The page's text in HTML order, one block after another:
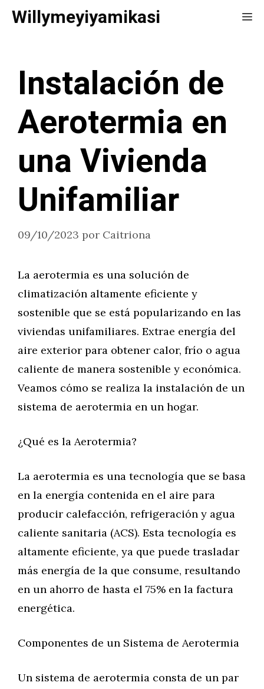
Saltar
Willymeyiyamikasi
Instalación de
Aerotermia en
una Vivienda
Unifamiliar
09/10/2023 por Caitriona
La aerotermia es una solución de
climatización altamente eficiente y
sostenible que se está popularizando en las
viviendas unifamiliares. Extrae energía del
aire exterior para obtener calor, frío o agua
caliente de manera sostenible y económica.
Veamos cómo se realiza la instalación de un
sistema de aerotermia en un hogar.
¿Qué es la Aerotermia?
La aerotermia es una tecnología que se basa
en la energía contenida en el aire para
producir calefacción, refrigeración y agua
caliente sanitaria (ACS). Esta tecnología es
altamente eficiente, ya que puede trasladar
más energía de la que consume, resultando
en un ahorro de hasta el 75% en la factura
energética.
Componentes de un Sistema de Aerotermia
Un sistema de aerotermia consta de un par